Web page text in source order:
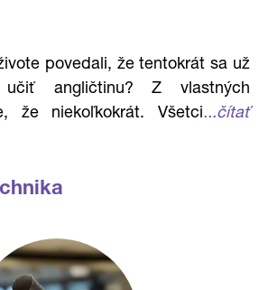
povedali, že tentokrát sa už
učiť angličtinu? Z vlastných
že niekoľkokrát. Všetci...čítať